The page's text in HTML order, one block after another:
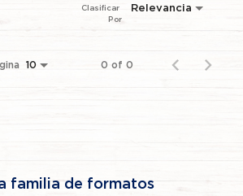
Relevancia
Clasificar
Por
10 0 of 0
familia de formatos